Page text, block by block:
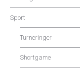
Sport
Turneringer
Shortgame